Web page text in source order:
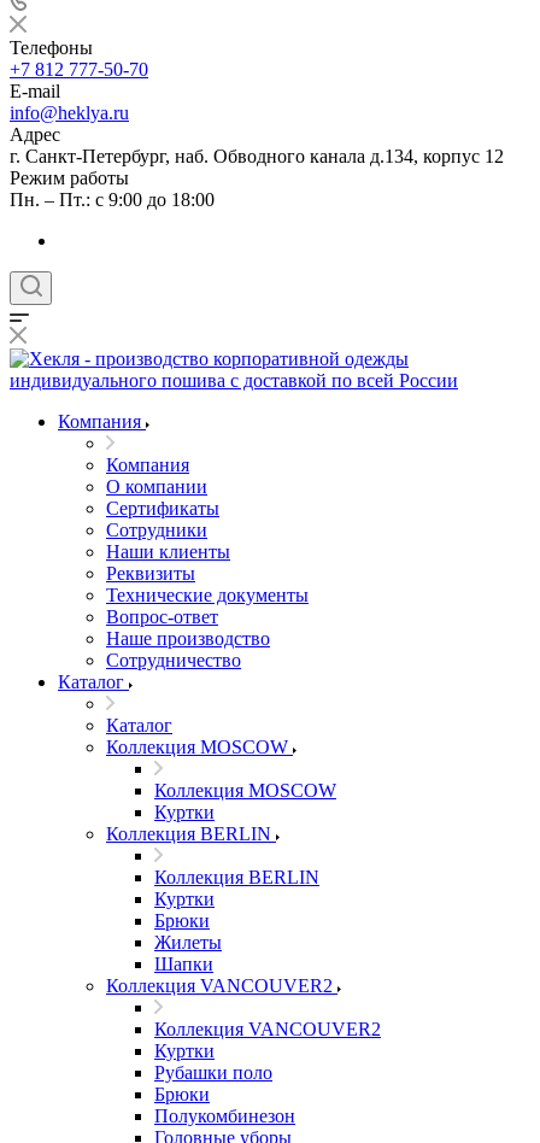
Телефоны
+7 812 777-50-70
E-mail
info@heklya.ru
Адрес
г. Санкт-Петербург, наб. Обводного канала д.134, корпус 12
Режим работы
Пн. – Пт.: с 9:00 до 18:00
Компания
Компания
О компании
Сертификаты
Сотрудники
Наши клиенты
Реквизиты
Технические документы
Вопрос-ответ
Наше производство
Сотрудничество
Каталог
Каталог
Коллекция MOSCOW
Коллекция MOSCOW
Куртки
Коллекция BERLIN
Коллекция BERLIN
Куртки
Брюки
Жилеты
Шапки
Коллекция VANCOUVER2
Коллекция VANCOUVER2
Куртки
Рубашки поло
Брюки
Полукомбинезон
Головные уборы